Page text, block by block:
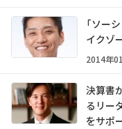
「ソー
イクゾ
2014年
決算書
るリー
をサポ